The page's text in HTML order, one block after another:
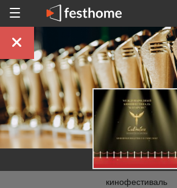
кинофестиваль